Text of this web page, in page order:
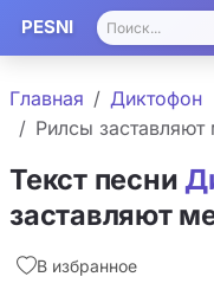
PESNI
Главная
Диктофон
Рилсы заставляют
Текст песни
заставляют
В избранное